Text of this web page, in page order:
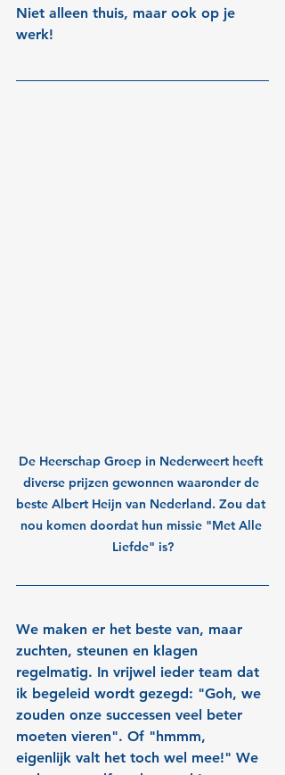
Niet alleen thuis, maar ook op je
werk!
De Heerschap Groep in Nederweert heeft
diverse prijzen gewonnen waaronder de
beste Albert Heijn van Nederland. Zou dat
nou komen doordat hun missie "Met Alle
Liefde" is?
We maken er het beste van, maar
zuchten, steunen en klagen
regelmatig. In vrijwel ieder team dat
ik begeleid wordt gezegd: "Goh, we
zouden onze successen veel beter
moeten vieren". Of "hmmm,
eigenlijk valt het toch wel mee!" We